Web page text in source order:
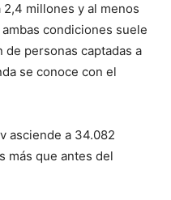
millones y al menos
condiciones suele
de personas captadas a
se conoce con el
asciende a 34.082
más que antes del